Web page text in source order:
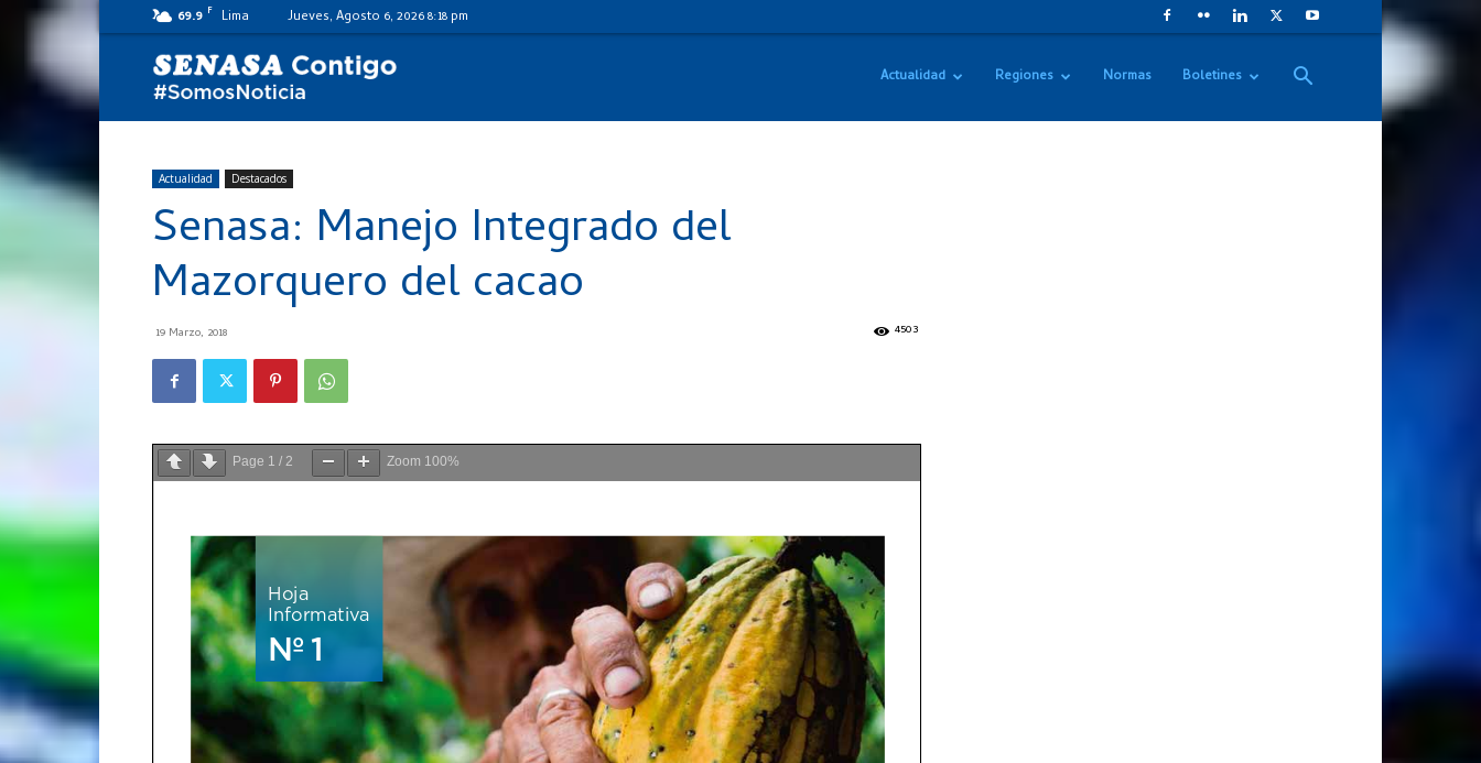
69.9 F Lima Jueves, Agosto 6, 2026 8:18 pm
Actualidad Regiones Normas Boletines
Actualidad Destacados
Senasa: Manejo Integrado del
Mazorquero del cacao
19 Marzo, 2018 4503
Page 1 / 2 Zoom 100%